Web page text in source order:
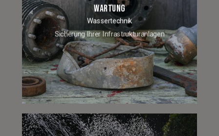
WARTUNG
Wassertechnik
Sicherung Ihrer Infrastrukturanlagen